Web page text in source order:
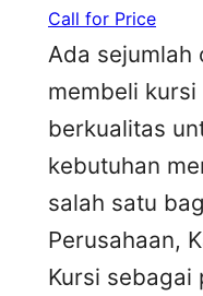
Call for Price
Ada sejumlah
membeli
berkualitas
kebutuhan
salah satu
Perusahaan,
Kursi sebagai